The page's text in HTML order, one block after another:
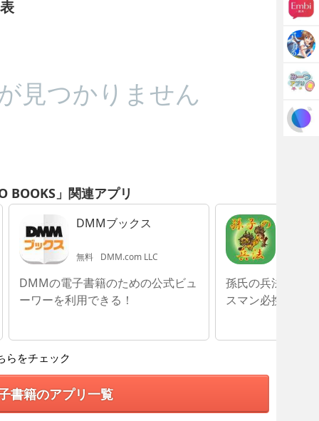
見つかりません
BOOKS」関連アプリ
DMMブックス
無料 DMM.com LLC
DMMの電子書籍のための公式ビュ
ーワーを利用できる！
孫氏の兵法書を
スマン必携！
らをチェック
書籍のアプリ一覧